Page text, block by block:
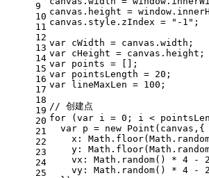
9
10
11
12
13
14
15
16
17
18
19
20
21
22
23
24
25
canvas. height = window .
canvas. style . zIndex = "-1" ;
var cWidth = canvas. width ;
var cHeight = canvas. height ;
var points = [];
var pointsLength = 20 ;
var lineMaxLen = 100 ;
// 创建点
for (var i = 0 ; i <
var p = new Point (canvas,{
x : Math . floor(Math .
y : Math . floor(Math .
vx : Math . random() * 4 - 2
vy : Math . random() * 4 - 2